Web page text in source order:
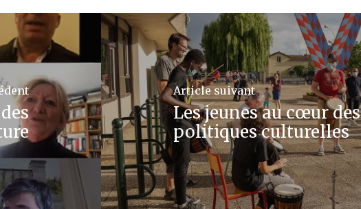
Article suivant
Les jeunes au cœur des
politiques culturelles